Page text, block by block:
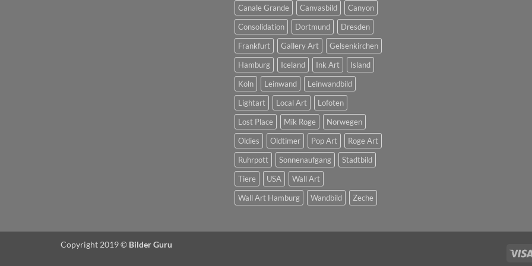
Canale Grande
Canvasbild
Canyon
Consolidation
Dortmund
Dresden
Frankfurt
Gallery Art
Gelsenkirchen
Hamburg
Iceland Ink Art
Island
Köln
Leinwand
Leinwandbild
Lightart
Local Art
Lofoten
Lost Place
Mik Roge
Norwegen
Oldies
Oldtimer Pop Art
Roge Art
Ruhrpott
Sonnenaufgang
Stadtbild
Tiere
USA
Wall Art
Wall Art Hamburg
Wandbild Zeche
Copyright 2019 © Bilder Guru